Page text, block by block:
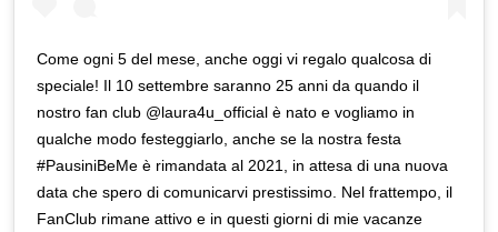
Come ogni 5 del mese, anche oggi vi regalo qualcosa di
speciale! Il 10 settembre saranno 25 anni da quando il
nostro fan club @laura4u_official è nato e vogliamo in
qualche modo festeggiarlo, anche se la nostra festa
#PausiniBeMe è rimandata al 2021, in attesa di una nuova
data che spero di comunicarvi prestissimo. Nel frattempo, il
FanClub rimane attivo e in questi giorni di mie vacanze